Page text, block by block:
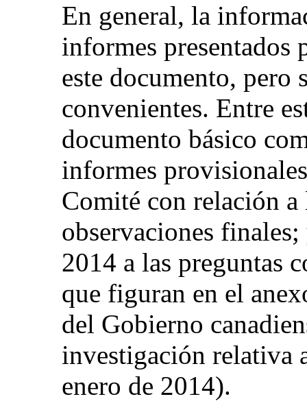
En general, la
informes presentados
este documento, pero
convenientes. Entre
documento básico
informes
Comité con relación
observaciones
2014 a las preguntas
que figuran en el
del Gobierno
investigación relativa
enero de 2014).